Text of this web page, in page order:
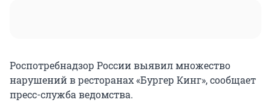
Роспотребнадзор России выявил множество
нарушений в ресторанах «Бургер Кинг», сообщает
пресс-служба ведомства.